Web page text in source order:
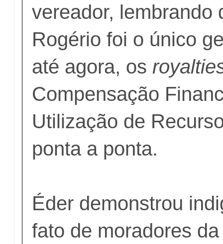
vereador, lembrando
Rogério foi o único
até agora, os
Compensação
Utilização de
ponta a ponta.
Éder demonstrou
fato de moradores